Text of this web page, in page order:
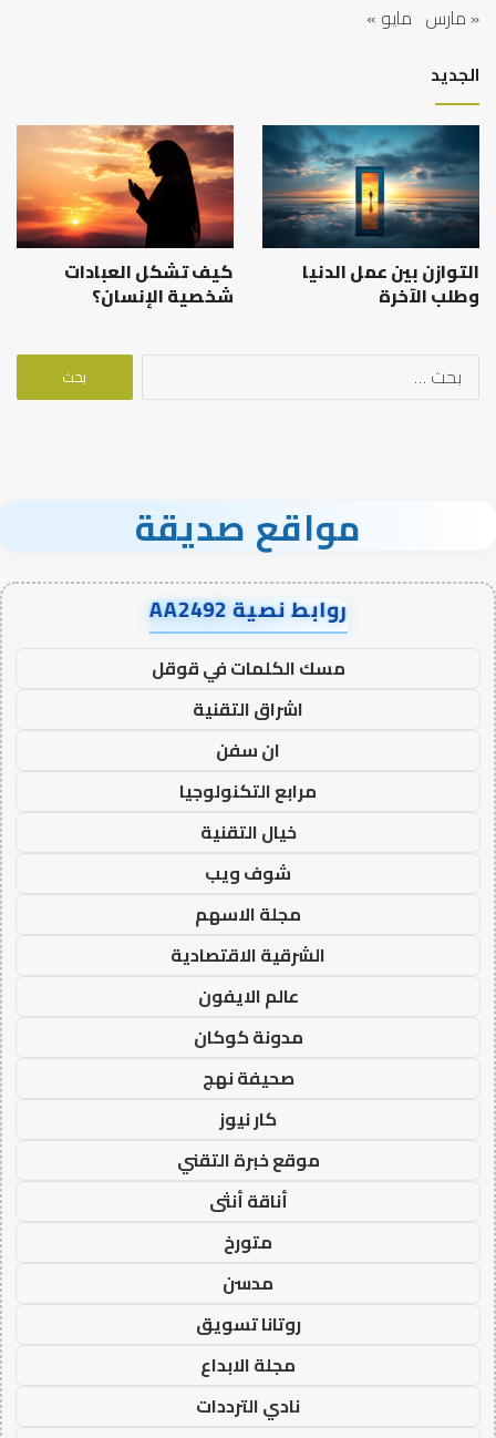
« مارس مايو »
الجديد
التوازن بين عمل الدنيا
وطلب الآخرة
كيف تشكل العبادات
شخصية الإنسان؟
البحث
مواقع صديقة
روابط نصية AA2492
مسك الكلمات في قوقل
اشراق التقنية
ان سفن
مرابع التكنولوجيا
خيال التقنية
شوف ويب
مجلة الاسهم
الشرقية الاقتصادية
عالم الايفون
مدونة كوكان
صحيفة نهج
كار نيوز
موقع خبرة التقني
أناقة أنثى
متورخ
مدسن
روتانا تسويق
مجلة الابداع
نادي الترددات